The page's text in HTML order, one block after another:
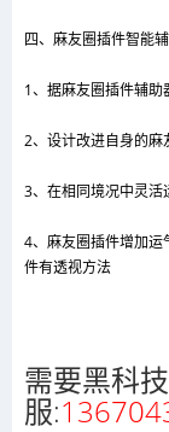
四、麻友圈插件智能
1、据麻友圈插件辅
2、设计改进自身的
3、在相同境况中灵
4、麻友圈插件增加
件有透视方法
需要黑科
服: